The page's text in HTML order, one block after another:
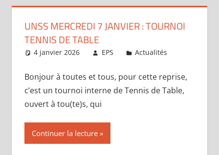
UNSS MERCREDI 7 JANVIER : TOURNOI
TENNIS DE TABLE
4 janvier 2026 EPS Actualités
Bonjour à toutes et tous, pour cette reprise,
c’est un tournoi interne de Tennis de Table,
ouvert à tou(te)s, qui
Continuer la lecture